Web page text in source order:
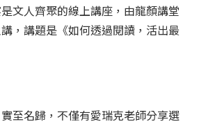
文人齊聚的線上講座，由龍顏講堂
，講題是《如何透過閱讀，活出最
至名歸，不僅有愛瑞克老師分享選